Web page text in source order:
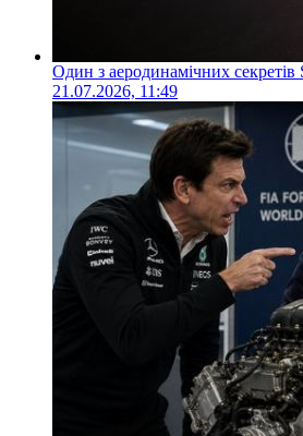
Один з аеродинамічних секретів
21.07.2026, 11:49